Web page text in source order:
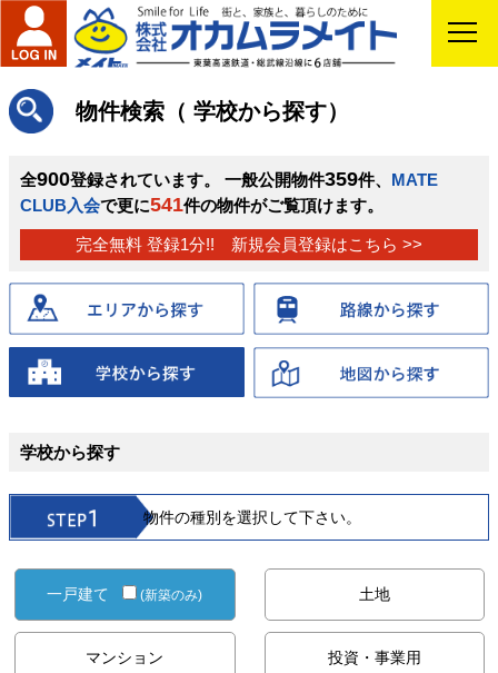
物件検索（ 学校から探す）
全900登録されています。 一般公開物件359件、 MATE
CLUB入会で更に541件の物件がご覧頂けます。
完全無料 登録1分!! 新規会員登録はこちら >>
学校から探す
物件の種別を選択して下さい。
一戸建て (新築のみ) 土地
マンション 投資・事業用